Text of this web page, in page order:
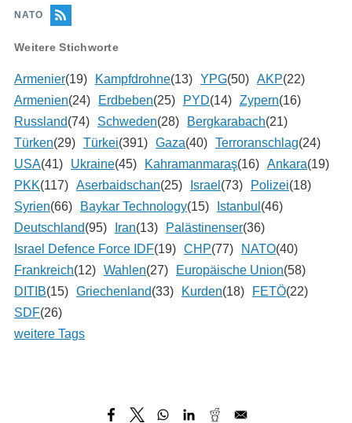
NATO
Weitere Stichworte
Armenier(19) Kampfdrohne(13) YPG(50) AKP(22)
Armenien(24) Erdbeben(25) PYD(14) Zypern(16)
Russland(74) Schweden(28) Bergkarabach(21)
Türken(29) Türkei(391) Gaza(40) Terroranschlag(24)
USA(41) Ukraine(45) Kahramanmaraş(16) Ankara(19)
PKK(117) Aserbaidschan(25) Israel (73) Polizei(18)
Syrien(66) Baykar Technology(15) Istanbul (46)
Deutschland(95) Iran(13) Palästinenser(36)
Israel Defence Force IDF(19) CHP(77) NATO(40)
Frankreich(12) Wahlen(27) Europäische Union(58)
DITIB(15) Griechenland(33) Kurden(18) FETÖ(22)
SDF(26)
weitere Tags